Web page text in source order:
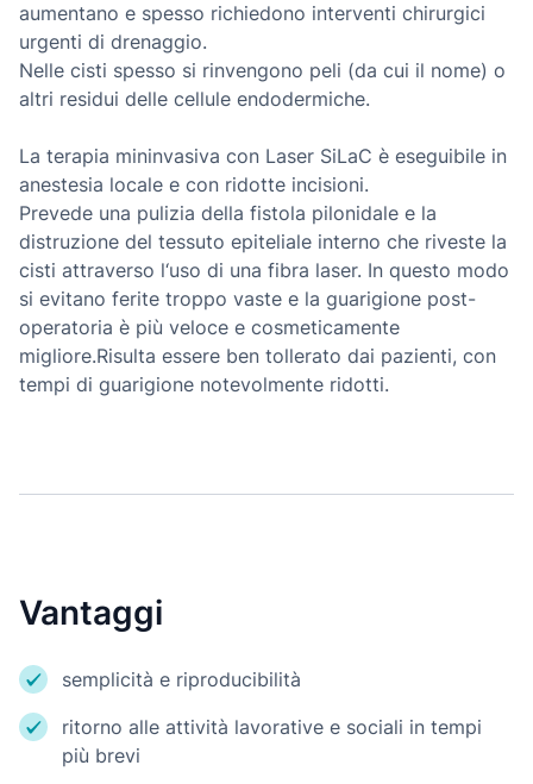
aumentano e spesso richiedono interventi chirurgici
urgenti di drenaggio.
Nelle cisti spesso si rinvengono peli (da cui il nome) o
altri residui delle cellule endodermiche.
La terapia mininvasiva con Laser SiLaC è eseguibile in
anestesia locale e con ridotte incisioni.
Prevede una pulizia della fistola pilonidale e la
distruzione del tessuto epiteliale interno che riveste la
cisti attraverso l‘uso di una fibra laser. In questo modo
si evitano ferite troppo vaste e la guarigione post-
operatoria è più veloce e cosmeticamente
migliore.Risulta essere ben tollerato dai pazienti, con
tempi di guarigione notevolmente ridotti.
Vantaggi
semplicità e riproducibilità
ritorno alle attività lavorative e sociali in tempi
più brevi